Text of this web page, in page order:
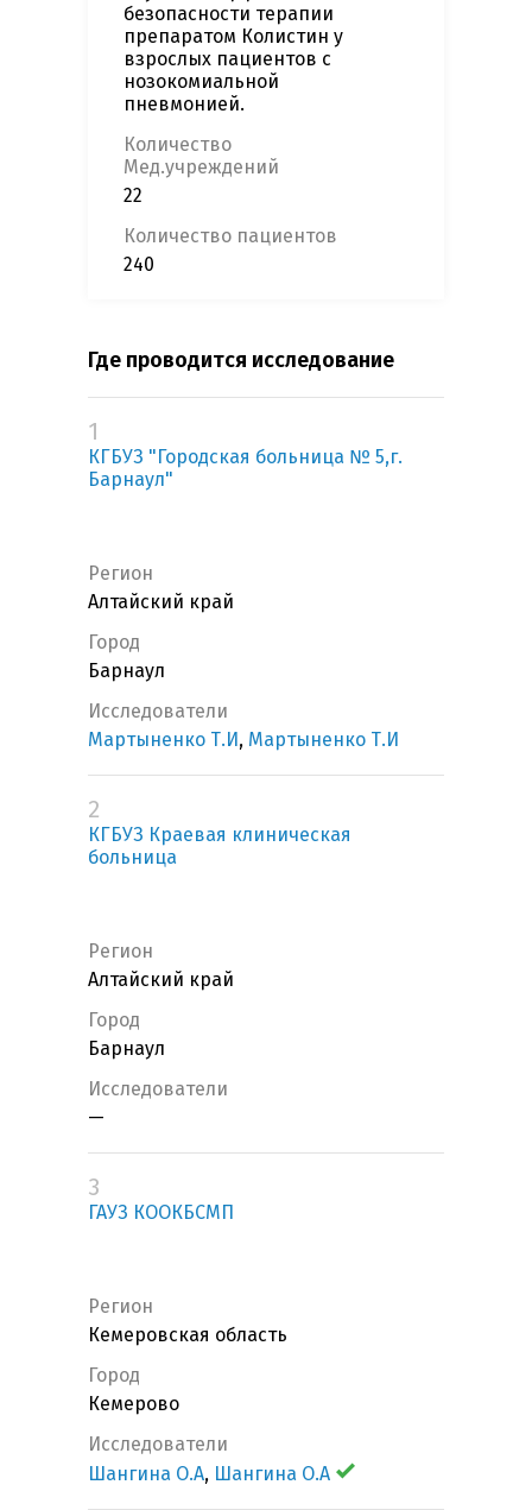
безопасности терапии
препаратом Колистин у
взрослых пациентов с
нозокомиальной
пневмонией.
Количество
Мед.учреждений
22
Количество пациентов
240
Где проводится исследование
1
КГБУЗ "Городская больница № 5,г.
Барнаул"
Регион
Алтайский край
Город
Барнаул
Исследователи
Мартыненко Т.И, Мартыненко Т.И
2
КГБУЗ Краевая клиническая
больница
Регион
Алтайский край
Город
Барнаул
Исследователи
—
3
ГАУЗ КООКБСМП
Регион
Кемеровская область
Город
Кемерово
Исследователи
Шангина О.А, Шангина О.А